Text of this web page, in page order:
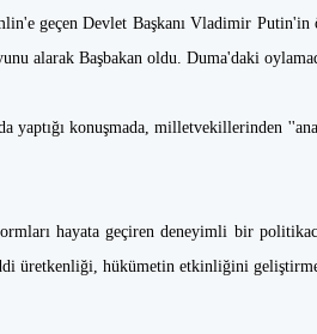
geçen Devlet Başkanı Vladimir Putin'in
alarak Başbakan oldu. Duma'daki
yaptığı konuşmada, milletvekillerinden
hayata geçiren deneyimli bir
üretkenliği, hükümetin etkinliğini